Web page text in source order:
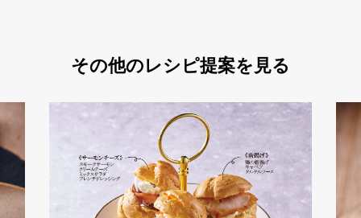
その他のレシピ提案を見る